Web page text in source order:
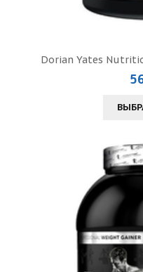
Dorian Yates